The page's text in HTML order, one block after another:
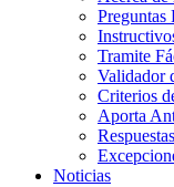
Preguntas
Tramite
Validador
Criterios
Aporta
Noticias